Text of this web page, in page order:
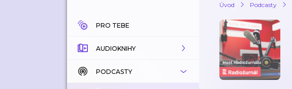
PRO TEBE
AUDIOKNIHY
KATALOG
PODCASTY
Úvod Podcasty